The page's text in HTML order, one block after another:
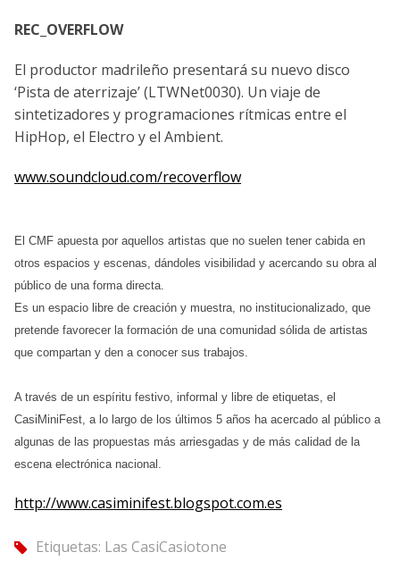
REC_OVERFLOW
El productor madrileño presentará su nuevo disco
‘Pista de aterrizaje’ (LTWNet0030). Un viaje de
sintetizadores y programaciones rítmicas entre el
HipHop, el Electro y el Ambient.
www.soundcloud.com/recoverflow
El CMF apuesta por aquellos artistas que no suelen tener cabida en
otros espacios y escenas, dándoles visibilidad y acercando su obra al
público de una forma directa.
Es un espacio libre de creación y muestra, no institucionalizado, que
pretende favorecer la formación de una comunidad sólida de artistas
que compartan y den a conocer sus trabajos.
A través de un espíritu festivo, informal y libre de etiquetas, el
CasiMiniFest, a lo largo de los últimos 5 años ha acercado al público a
algunas de las propuestas más arriesgadas y de más calidad de la
escena electrónica nacional.
http://www.casiminifest.blogspot.com.es
tag Etiquetas: Las CasiCasiotone